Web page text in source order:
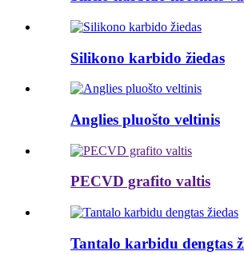
Silikono karbido žiedas
Anglies pluošto veltinis
PECVD grafito valtis
Tantalo karbidu dengtas